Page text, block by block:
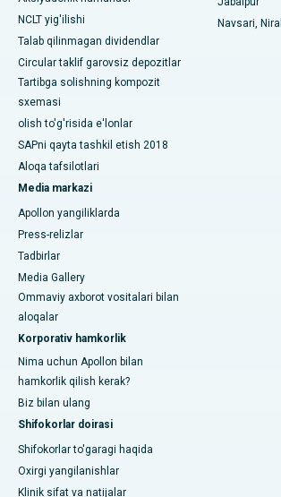
Janubiy Dehlidagi eng yaxshi ayollar saraton
NCLT yig'ilishi
Talab qilinmagan dividendlar
Circular taklif garovsiz depozitlar
Tartibga solishning kompozit
sxemasi
olish to'g'risida e'lonlar
SAPni qayta tashkil etish 2018
Aloqa tafsilotlari
Media markazi
Apollon yangiliklarda
Press-relizlar
Tadbirlar
Media Gallery
Ommaviy axborot vositalari bilan
aloqalar
Korporativ hamkorlik
Nima uchun Apollon bilan
hamkorlik qilish kerak?
Biz bilan ulang
Shifokorlar doirasi
Shifokorlar to'garagi haqida
Oxirgi yangilanishlar
Klinik sifat va natijalar
Navsari,